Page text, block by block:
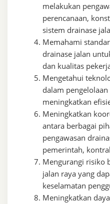
melakukan
perencanaan,
sistem drainase
Memahami
drainase jalan
dan kualitas
Mengetahui
dalam
meningkatkan
Meningkatkan
antara berbagai
pengawasan
pemerintah,
Mengurangi risiko
jalan raya yang
keselamatan
Meningkatkan